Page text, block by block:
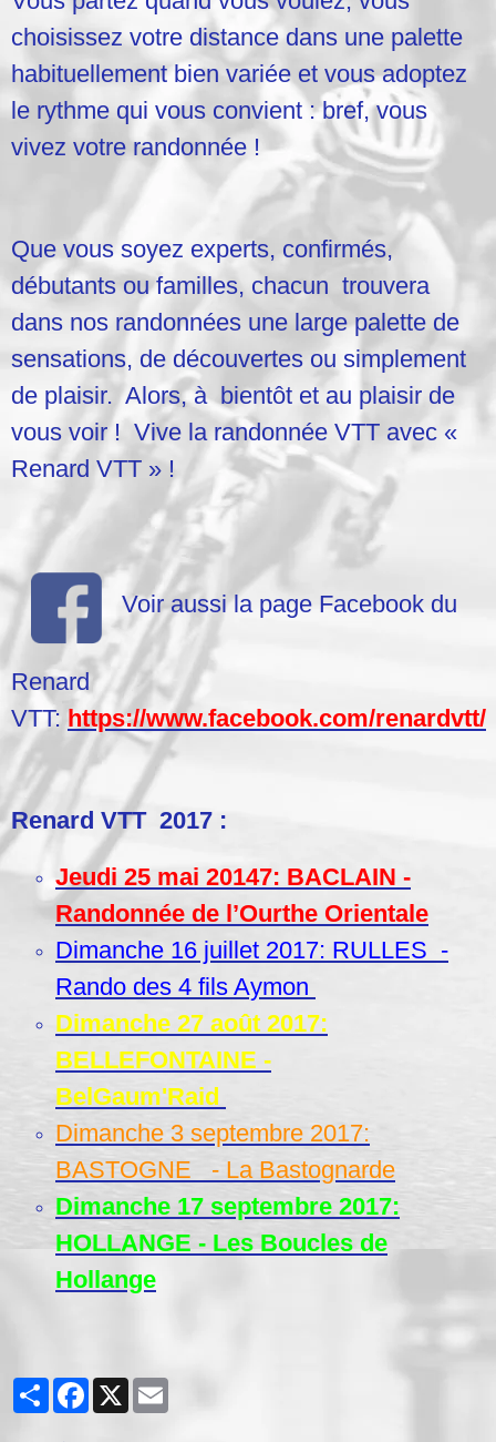
choisissez votre distance dans une palette
habituellement bien variée et vous adoptez
le rythme qui vous convient : bref, vous
vivez votre randonnée !
Que vous soyez experts, confirmés,
débutants ou familles, chacun trouvera
dans nos randonnées une large palette de
sensations, de découvertes ou simplement
de plaisir. Alors, à bientôt et au plaisir de
vous voir ! Vive la randonnée VTT avec «
Renard VTT » !
Voir aussi la page Facebook du
Renard
VTT: https://www.facebook.com/renardvtt/
Renard VTT 2017 :
Jeudi 25 mai 20147: BACLAIN -
Randonnée de l’Ourthe Orientale
Dimanche 16 juillet 2017: RULLES -
Rando des 4 fils Aymon
Dimanche 27 août 2017:
BELLEFONTAINE -
BelGaum'Raid
Dimanche 3 septembre 2017:
BASTOGNE - La Bastognarde
Dimanche 17 septembre 2017:
HOLLANGE - Les Boucles de
Hollange
PartagerFacebook
X